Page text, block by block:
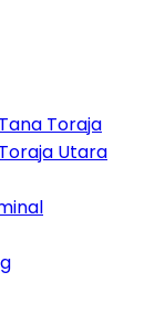
Toraja
Utara